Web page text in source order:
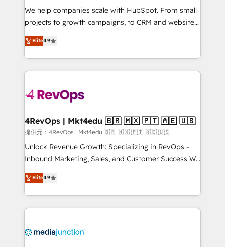
HubSpot Rising Star Why us? Harnessing the full
potential of the powerful HubSpot CRM. ✔️A team of
HubSpot experience ✔️Flexible pricing models —
Hourly-fee (assigned one Dedicated HubSpot
requirement). ✔️Helped over 25,000+ customers so
far with our HubSpot solutions. ✔️Bespoke apps &
on-demand bundle services. Connect with us today!
We help companies scale with HubSpot. From small
projects to growth campaigns, to CRM and websites.
Hire an agency that's experienced in every inch of
HubSpot and willing to work hand-in-hand with your
team to simplify the complex and build a better
experience for your team and customers.
Elite4.9
4RevOps | Mkt4edu 🇧🇷 🇲🇽 🇵🇹 🇦🇪 🇺🇸
提供元：4RevOps | Mkt4edu 🇧🇷 🇲🇽 🇵🇹 🇦🇪 🇺🇸
Unlock Revenue Growth: Specializing in RevOps -
Inbound Marketing, Sales, and Customer Success We
specialize in driving revenue growth for companies
across industries through tailored marketing, sales,
and customer success strategies, utilizing RevOps
methodologies. As Latin America's largest HubSpot
offer unparalleled insights. Operating in five
Elite4.9